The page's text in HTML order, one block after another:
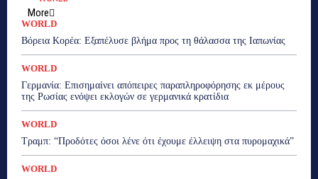
More
WORLD
Βόρεια Κορέα: Eξαπέλυσε βλήμα προς τη θάλασσα της Ιαπωνίας
WORLD
Γερμανία: Eπισημαίνει απόπειρες παραπληροφόρησης εκ μέρους
της Ρωσίας ενόψει εκλογών σε γερμανικά κρατίδια
WORLD
Τραμπ: “Προδότες όσοι λένε ότι έχουμε έλλειψη στα πυρομαχικά”
WORLD